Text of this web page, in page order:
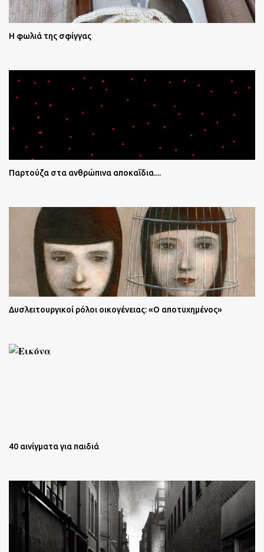
Η φωλιά της σφίγγας
Παρτούζα στα ανθρώπινα αποκαΐδια....
Δυσλειτουργικοί ρόλοι οικογένειας: «Ο αποτυχημένος»
40 αινίγματα για παιδιά